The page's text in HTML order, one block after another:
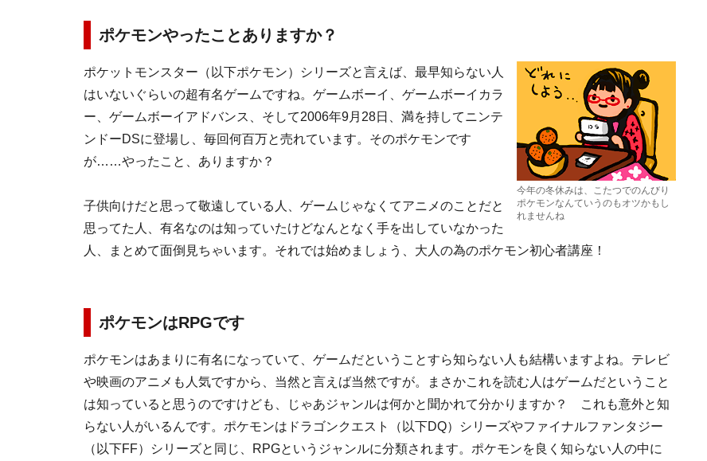
ポケモンやったことありますか？
今年の冬休みは、こたつでのんびり
ポケモンなんていうのもオツかもし
れませんね
ポケットモンスター（以下ポケモン）シリーズと言えば、最早知らない人
はいないぐらいの超有名ゲームですね。ゲームボーイ、ゲームボーイカラ
ー、ゲームボーイアドバンス、そして2006年9月28日、満を持してニンテ
ンドーDSに登場し、毎回何百万と売れています。そのポケモンです
が……やったこと、ありますか？
子供向けだと思って敬遠している人、ゲームじゃなくてアニメのことだと
思ってた人、有名なのは知っていたけどなんとなく手を出していなかった
人、まとめて面倒見ちゃいます。それでは始めましょう、大人の為のポケモン初心者講座！
ポケモンはRPGです
ポケモンはあまりに有名になっていて、ゲームだということすら知らない人も結構いますよね。テレビ
や映画のアニメも人気ですから、当然と言えば当然ですが。まさかこれを読む人はゲームだということ
は知っていると思うのですけども、じゃあジャンルは何かと聞かれて分かりますか？ これも意外と知
らない人がいるんです。ポケモンは ドラゴンクエスト （以下DQ）シリーズやファイナルファンタジー
（以下FF）シリーズと同じ、
RPGというジャンルに分類されます。ポケモンを良く知らない人の中に